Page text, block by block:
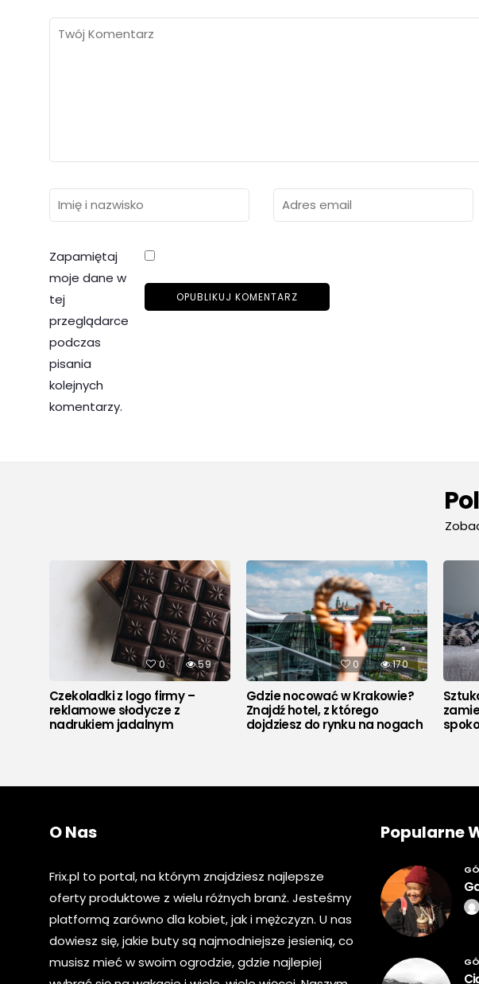
Zapamiętaj
moje dane w
tej
przeglądarce
podczas
pisania
kolejnych
komentarzy.
0 59
Czekoladki z logo firmy –
reklamowe słodycze z
nadrukiem jadalnym
0 170
Gdzie nocować w Krakowie?
Znajdź hotel, z którego
dojdziesz do rynku na nogach
O Nas
Frix.pl to portal, na którym znajdziesz najlepsze
oferty produktowe z wielu różnych branż. Jesteśmy
platformą zarówno dla kobiet, jak i mężczyzn. U nas
dowiesz się, jakie buty są najmodniejsze jesienią, co
musisz mieć w swoim ogrodzie, gdzie najlepiej
Popularne